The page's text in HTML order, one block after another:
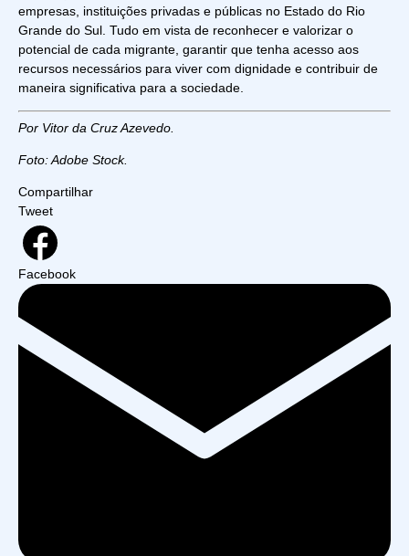
empresas, instituições privadas e públicas no Estado do Rio
Grande do Sul. Tudo em vista de reconhecer e valorizar o
potencial de cada migrante, garantir que tenha acesso aos
recursos necessários para viver com dignidade e contribuir de
maneira significativa para a sociedade.
Por Vitor da Cruz Azevedo.
Foto: Adobe Stock.
Compartilhar
Tweet
Facebook